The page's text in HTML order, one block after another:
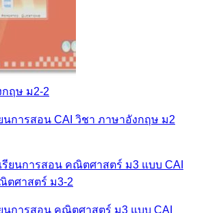
นการสอน CAI วิชา ภาษาอังกฤษ ม2
นการสอน คณิตศาสตร์ ม3 แบบ CAI